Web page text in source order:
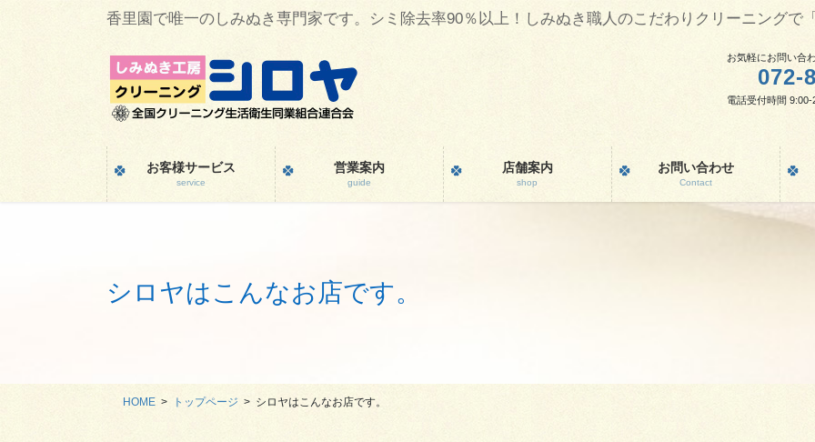
動
香里園で唯一のしみぬき専門家です。シミ除去率90％以上！しみぬき職人のこだわりクリーニングで
お気軽にお問い合
072-
電話受付時間
お客様サービス
service
営業案内
guide
店舗案内
shop
お問い合わせ
Contact
シロヤはこんなお店です。
HOME トップページ シロヤはこんなお店です。